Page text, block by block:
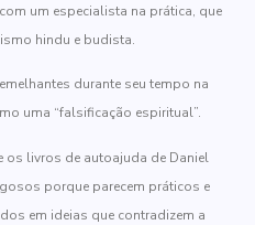
um especialista na prática, que
hindu e budista.
durante seu tempo na
uma “falsificação espiritual”.
livros de autoajuda de Daniel
porque parecem práticos e
em ideias que contradizem a